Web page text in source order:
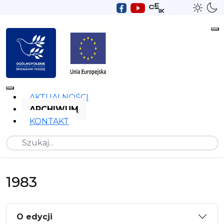
AKTUALNOŚCI
ARCHIWUM
KONTAKT
Szukaj
1983
O edycji